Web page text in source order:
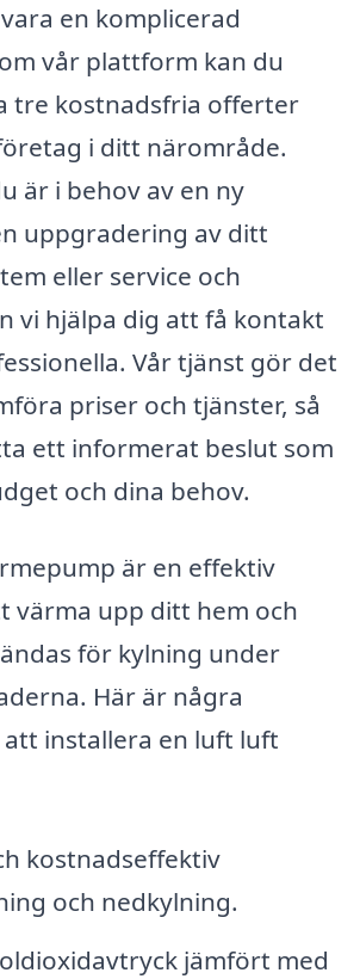
en komplicerad
vår plattform kan du
tre kostnadsfria offerter
i ditt närområde.
är i behov av en ny
uppgradering av ditt
eller service och
vi hjälpa dig att få kontakt
Vår tjänst gör det
priser och tjänster, så
ett informerat beslut som
och dina behov.
är en effektiv
värma upp ditt hem och
för kylning under
Här är några
installera en luft luft
kostnadseffektiv
och nedkylning.
jämfört med